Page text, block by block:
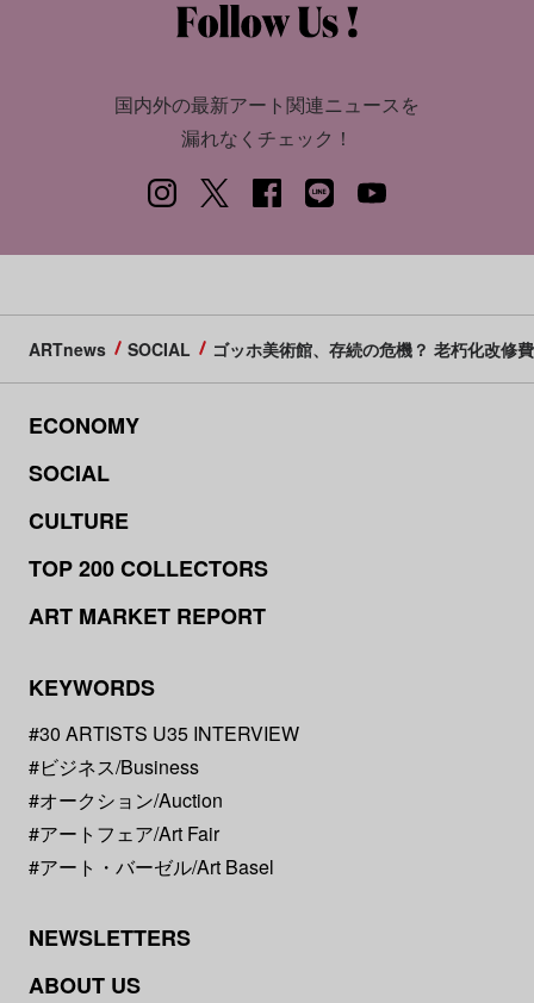
国内外の最新アート関連ニュースを
漏れなくチェック！
ARTnews SOCIAL ゴッホ美術館、存続の危機？ 老朽化改修
ECONOMY
SOCIAL
CULTURE
TOP 200 COLLECTORS
ART MARKET REPORT
KEYWORDS
#30 ARTISTS U35 INTERVIEW
#ビジネス/Business
#オークション/Auction
#アートフェア/Art Fair
#アート・バーゼル/Art Basel
NEWSLETTERS
ABOUT US